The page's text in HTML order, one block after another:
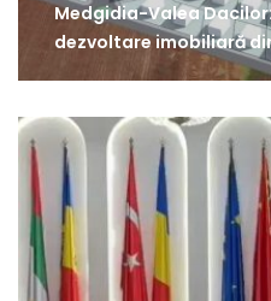
Medgidia-Valea
dezvoltare imobiliară